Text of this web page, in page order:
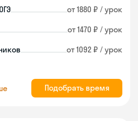
от 1880 ₽ / урок
от 1470 ₽ / урок
от 1092 ₽ / урок
Подобрать время